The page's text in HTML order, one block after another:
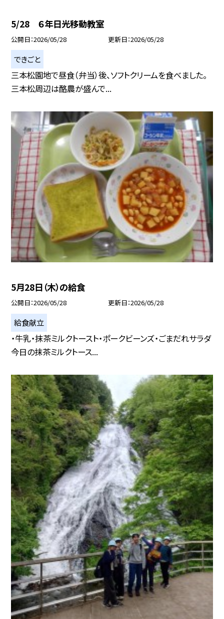
5/28 ６年日光移動教室
公開日 2026/05/28 更新日 2026/05/28
できごと
三本松園地で昼食（弁当）後、ソフトクリームを食べました。
三本松周辺は酪農が盛んで...
5月28日（木）の給食
公開日 2026/05/28 更新日 2026/05/28
給食献立
・牛乳・抹茶ミルクトースト・ポークビーンズ・ごまだれサラダ
今日の抹茶ミルクトース...